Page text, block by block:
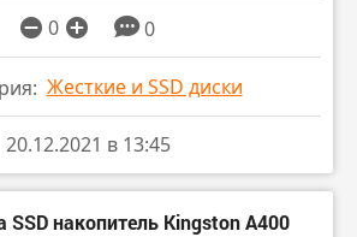
0 0
Жесткие и SSD диски
20.12.2021 в 13:45
накопитель Kingston A400